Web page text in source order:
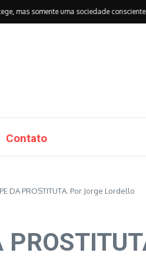
somente uma sociedade consciente
Contato
DA PROSTITUTA. Por Jorge Lordello